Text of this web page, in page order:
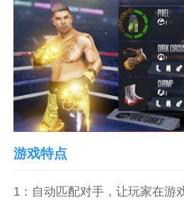
游戏特点
1：自动匹配对手，让玩家在游